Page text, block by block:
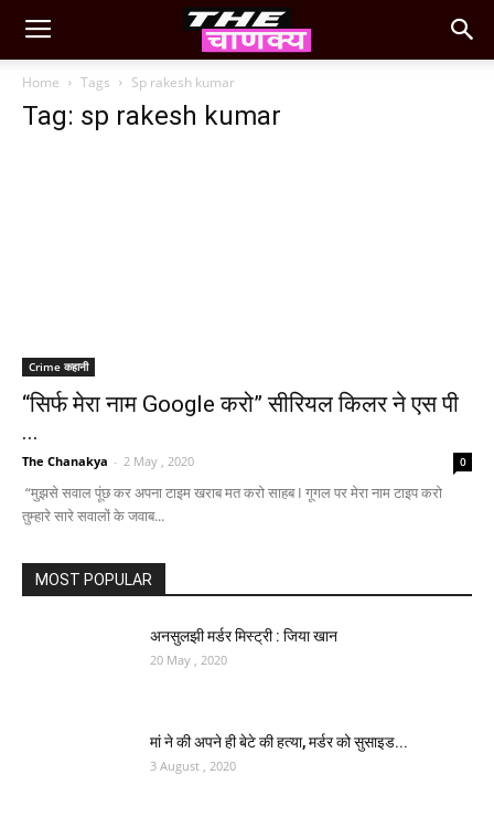
Home Tags Sp rakesh kumar
Tag: sp rakesh kumar
Crime कहानी
“सिर्फ मेरा नाम Google करो” सीरियल किलर ने एस पी
...
The Chanakya - 2 May , 2020 0
“मुझसे सवाल पूंछ कर अपना टाइम खराब मत करो साहब I गूगल पर मेरा नाम टाइप करो
तुम्हारे सारे सवालों के जवाब...
MOST POPULAR
अनसुलझी मर्डर मिस्ट्री : जिया खान
20 May , 2020
मां ने की अपने ही बेटे की हत्या, मर्डर को सुसाइड...
3 August , 2020